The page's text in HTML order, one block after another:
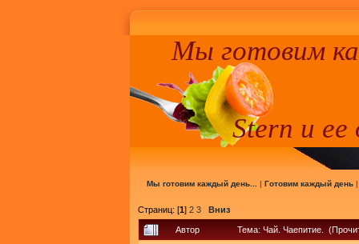
Мы готовим
Stern и ее
Мы готовим каждый день... | Готовим каждый день
Страниц: [1] 2 3 Вниз
Автор Тема: Чай. Чаепитие.